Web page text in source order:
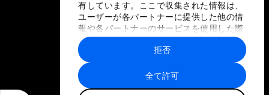
有しています。ここで収集された情報は、
ユーザーが各パートナーに提供した他の情
報や各パートナーのサービスを使用した際
に収集された情報と組み合わされ、各パー
トナーによって使用されることがありま
す。
全て許可
拒否
プライバシーポリシーと利用規約
サイトマップ